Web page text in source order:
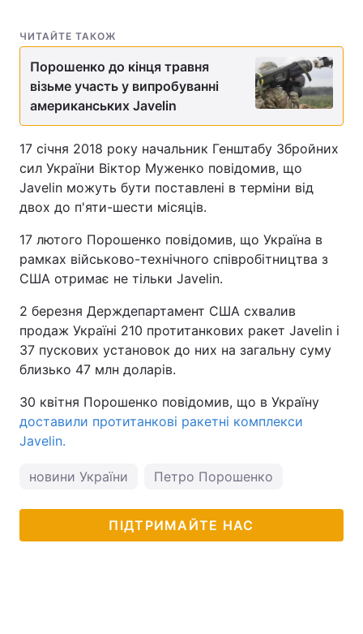
Послуги
Тема оформлення
ЧИТАЙТЕ ТАКОЖ
Порошенко до кінця травня
візьме участь у випробуванні
американських Javelin
17 січня 2018 року начальник Генштабу Збройних
сил України Віктор Муженко повідомив, що
Javelin можуть бути поставлені в терміни від
двох до п'яти-шести місяців.
17 лютого Порошенко повідомив, що Україна в
рамках військово-технічного співробітництва з
США отримає не тільки Javelin.
2 березня Держдепартамент США схвалив
продаж Україні 210 протитанкових ракет Javelin і
37 пускових установок до них на загальну суму
близько 47 млн доларів.
30 квітня Порошенко повідомив, що в Україну
доставили протитанкові ракетні комплекси
Javelin.
новини України Петро Порошенко
ПІДТРИМАЙТЕ НАС